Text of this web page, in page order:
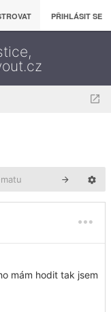
PŘIHLÁSIT SE
mám hodit tak jsem